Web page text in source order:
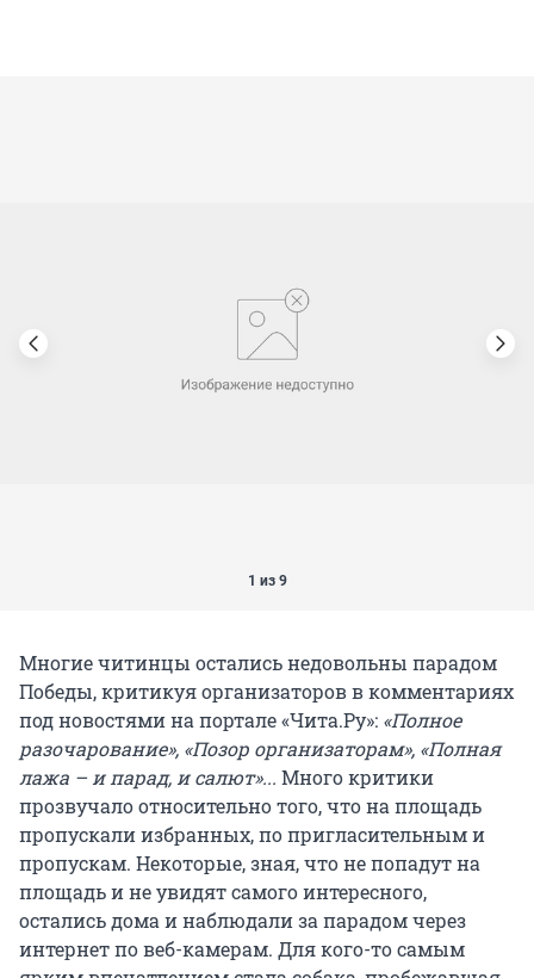
1 из 9
Многие читинцы остались недовольны парадом
Победы, критикуя организаторов в комментариях
под новостями на портале «Чита.Ру»: «Полное
разочарование», «Позор организаторам», «Полная
лажа – и парад, и салют»... Много критики
прозвучало относительно того, что на площадь
пропускали избранных, по пригласительным и
пропускам. Некоторые, зная, что не попадут на
площадь и не увидят самого интересного,
остались дома и наблюдали за парадом через
интернет по веб-камерам. Для кого-то самым